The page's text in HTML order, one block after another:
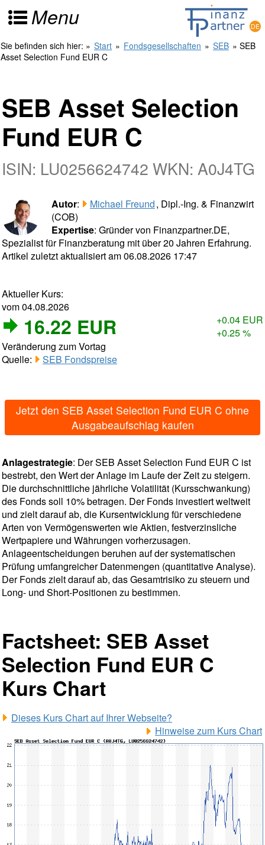
Menu
Sie befinden sich hier: » Start » Fondsgesellschaften » SEB » SEB
Asset Selection Fund EUR C
SEB Asset Selection
Fund EUR C
ISIN: LU0256624742 WKN: A0J4TG
Autor: Michael Freund, Dipl.-Ing. & Finanzwirt
(COB)
Expertise: Gründer von Finanzpartner.DE,
Spezialist für Finanzberatung mit über 20 Jahren Erfahrung.
Artikel zuletzt aktualisiert am 06.08.2026 17:47
Aktueller Kurs:
vom 04.08.2026
16.22 EUR
+0.04 EUR
+0.25 %
Veränderung zum Vortag
Quelle:
SEB Fondspreise
Jetzt den SEB Asset Selection Fund EUR C ohne
Ausgabeaufschlag kaufen
Anlagestrategie: Der SEB Asset Selection Fund EUR C ist
bestrebt, den Wert der Anlage im Laufe der Zeit zu steigern.
Die durchschnittliche jährliche Volatilität (Kursschwankung)
des Fonds soll 10% betragen. Der Fonds investiert weltweit
und zielt darauf ab, die Kursentwicklung für verschiedene
Arten von Vermögenswerten wie Aktien, festverzinsliche
Wertpapiere und Währungen vorherzusagen.
Anlageentscheidungen beruhen auf der systematischen
Prüfung umfangreicher Datenmengen (quantitative Analyse).
Der Fonds zielt darauf ab, das Gesamtrisiko zu steuern und
Long- und Short-Positionen zu bestimmen.
Factsheet: SEB Asset
Selection Fund EUR C
Kurs Chart
Dieses Kurs Chart auf Ihrer Webseite?
Hinweise zum Kurs Chart